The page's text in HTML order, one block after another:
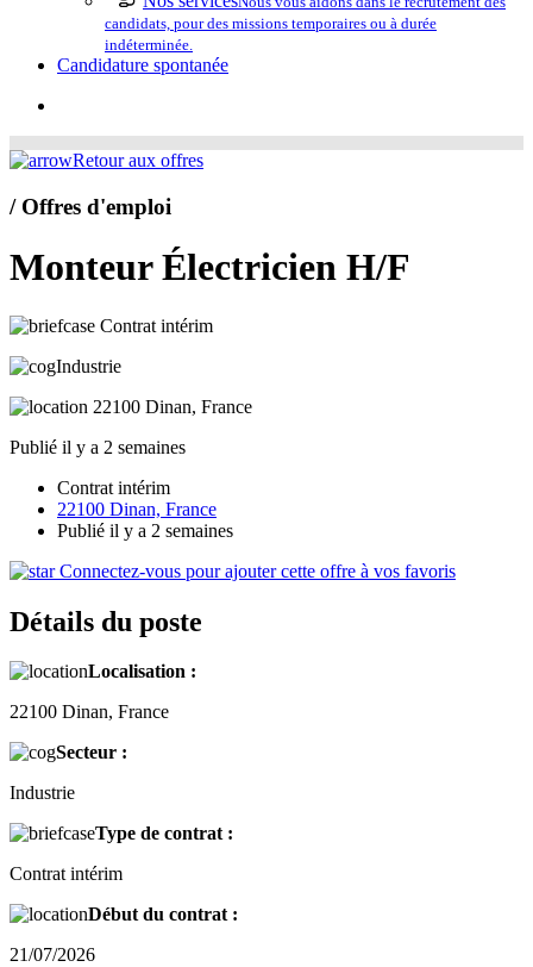
candidats, pour des missions temporaires ou à durée
indéterminée.
Candidature spontanée
Retour aux offres
/ Offres d'emploi
Monteur Électricien H/F
Contrat intérim
Industrie
22100 Dinan, France
Publié il y a 2 semaines
Contrat intérim
22100 Dinan, France
Publié il y a 2 semaines
Connectez-vous pour ajouter cette offre à vos favoris
Détails du poste
Localisation :
22100 Dinan, France
Secteur :
Industrie
Type de contrat :
Contrat intérim
Début du contrat :
21/07/2026